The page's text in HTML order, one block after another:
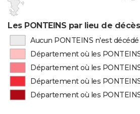
Les PONTEINS par lieu de décès
Aucun PONTEINS n'est
Département où les
Département où les
Département où les
Département où les